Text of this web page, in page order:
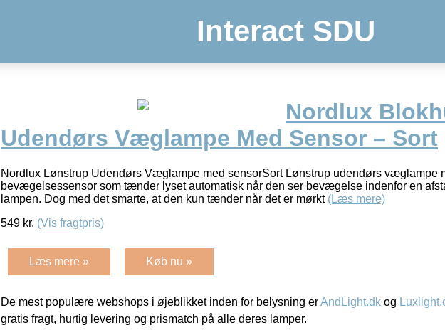
Interact SDU
Nordlux
Udendørs Væglampe Med Sensor – Sort
Nordlux Lønstrup Udendørs Væglampe med sensorSort Lønstrup udendørs væglampe
bevægelsessensor som tænder lyset automatisk når den ser bevægelse indenfor en
lampen. Dog med det smarte, at den kun tænder når det er mørkt (Læs mere)
549 kr. (Vis fragtpris)
Læs mere » Køb nu »
De mest populære webshops i øjeblikket inden for belysning erAndLight.dk og
gratis fragt, hurtig levering og prismatch på alle deres lamper.